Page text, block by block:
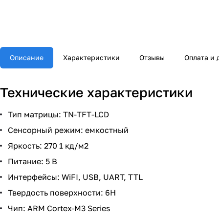
Описание Характеристики Отзывы Оплата и
Технические характеристики
Тип матрицы: TN-TFT-LCD
Сенсорный режим: емкостный
Яркость: 270 1 кд/м2
Питание: 5 В
Интерфейсы: WiFI, USB, UART, TTL
Твердость поверхности: 6Н
Чип: ARM Cortex-M3 Series